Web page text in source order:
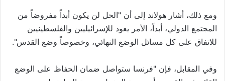
ومع ذلك، أشار هولاند إلى أن "الحل لن يكون أبداً مفروضاً من
المجتمع الدولي، أبداً، الأمر يعود للإسرائيليين والفلسطينيين
للاتفاق على كل مسائل الوضع النهائي، وخصوصاً وضع القدس".
وفي المقابل، فإن "فرنسا ستواصل ضمان الحفاظ على الوضع